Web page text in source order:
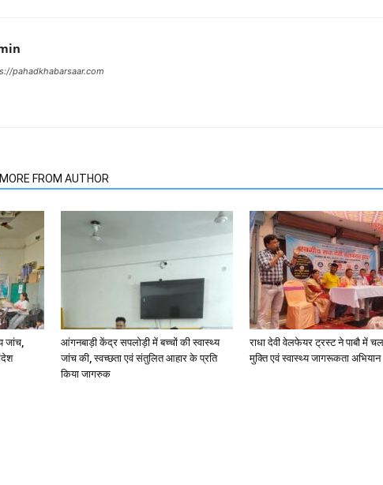
pahadkhabarsaar.com
MORE FROM AUTHOR
जांच,
आंगनबाड़ी केंद्र सपलोड़ी में बच्चों की स्वास्थ्य
जांच की, स्वच्छता एवं संतुलित आहार के प्रति
किया जागरुक
राधा देवी वेलफेयर ट्रस्ट ने पाबौ में
मुक्ति एवं स्वास्थ्य जागरूकता अभियान